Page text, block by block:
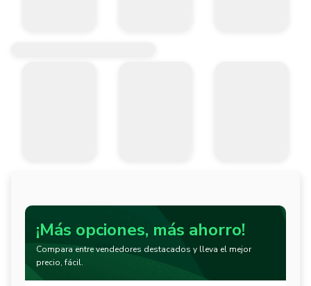
¡Más opciones, más ahorro!
Compara entre vendedores destacados y lleva el mejor
precio, fácil.